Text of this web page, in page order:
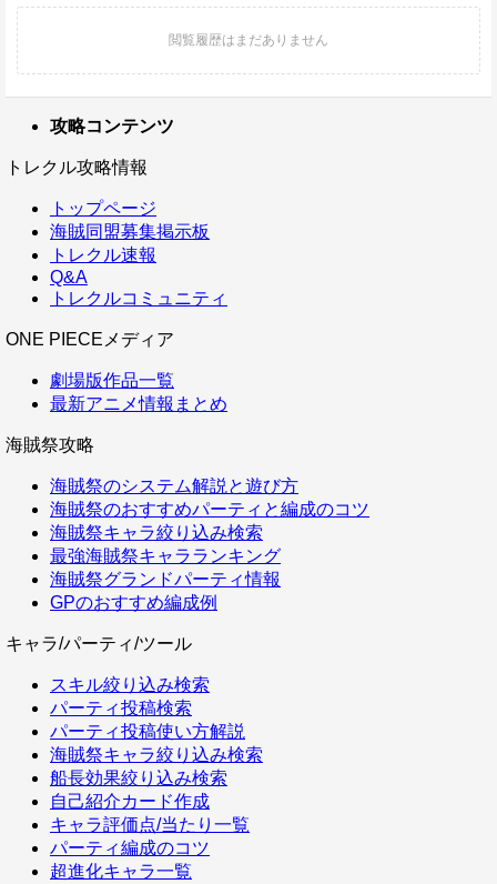
攻略コンテンツ
トレクル攻略情報
トップページ
海賊同盟募集掲示板
トレクル速報
Q&A
トレクルコミュニティ
ONE PIECEメディア
劇場版作品一覧
最新アニメ情報まとめ
海賊祭攻略
海賊祭のシステム解説と遊び方
海賊祭のおすすめパーティと編成のコツ
海賊祭キャラ絞り込み検索
最強海賊祭キャラランキング
海賊祭グランドパーティ情報
GPのおすすめ編成例
キャラ/パーティ/ツール
スキル絞り込み検索
パーティ投稿検索
パーティ投稿使い方解説
海賊祭キャラ絞り込み検索
船長効果絞り込み検索
自己紹介カード作成
キャラ評価点/当たり一覧
パーティ編成のコツ
超進化キャラ一覧